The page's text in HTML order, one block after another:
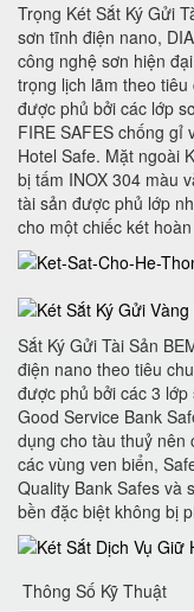
Trọng Két Sắt Ký Gửi
sơn tĩnh điện nano,
công nghệ sơn hiện
trọng lịch lãm theo
được phủ bởi các lớp
FIRE SAFES chống gỉ
Hotel Safe. Mặt ngoài
bị tấm INOX 304 màu
tài sản được phủ lớp
cho một chiếc két
Sắt Ký Gửi Tài Sản
điện nano theo tiêu
được phủ bởi các 3
Good Service Bank
dụng cho tàu thuỷ nên
các vùng ven biển,
Quality Bank Safes và
bền đặc biệt không bị
Thông Số Kỹ Thuật